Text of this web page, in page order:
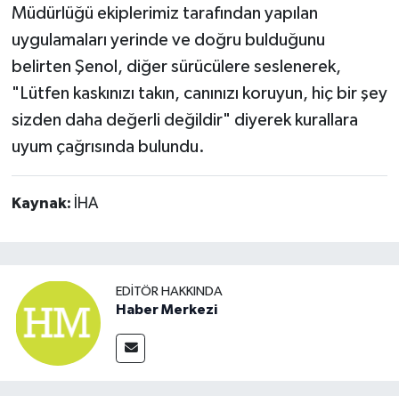
Müdürlüğü ekiplerimiz tarafından yapılan
uygulamaları yerinde ve doğru bulduğunu
belirten Şenol, diğer sürücülere seslenerek,
"Lütfen kaskınızı takın, canınızı koruyun, hiç bir şey
sizden daha değerli değildir" diyerek kurallara
uyum çağrısında bulundu.
Kaynak: İHA
EDITÖR HAKKINDA
Haber Merkezi